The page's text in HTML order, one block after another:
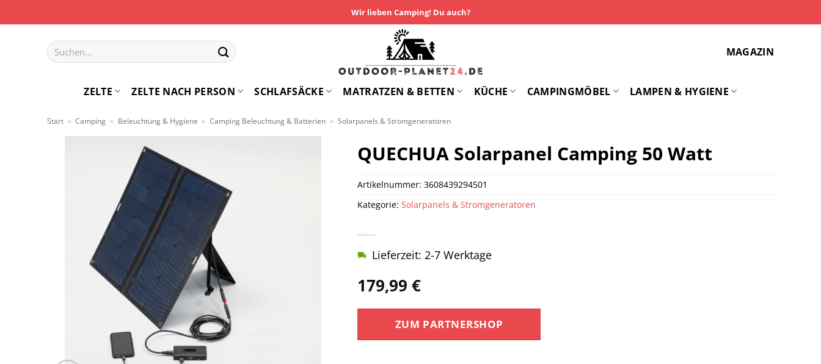
Inhalt
Wir lieben Camping! Du auch?
Suchen
nach:
MAGAZIN
ZELTE ZELTE NACH PERSON SCHLAFSÄCKE MATRATZEN & BETTEN KÜCHE CAMPINGMÖBEL LAMPEN & HYGIENE
Start » Camping » Beleuchtung & Hygiene » Camping Beleuchtung & Batterien » Solarpanels & Stromgeneratoren
QUECHUA Solarpanel Camping 50 Watt
179,99€
Lieferzeit: 2-7 Werktage
ZUM PARTNERSHOP
Artikelnummer:3608439294501
Kategorie:Solarpanels & Stromgeneratoren